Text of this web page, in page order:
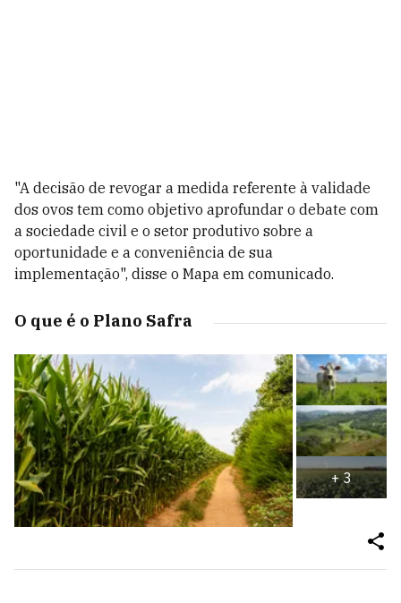
"A decisão de revogar a medida referente à validade
dos ovos tem como objetivo aprofundar o debate com
a sociedade civil e o setor produtivo sobre a
oportunidade e a conveniência de sua
implementação", disse o Mapa em comunicado.
O que é o Plano Safra
+3